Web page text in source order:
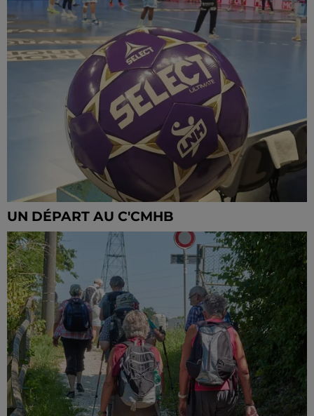
UN DÉPART AU C'CMHB